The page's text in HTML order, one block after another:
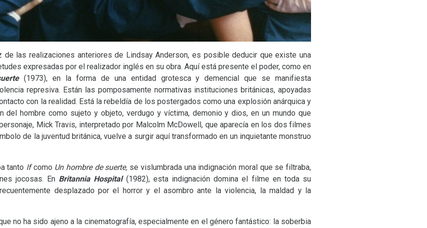
las realizaciones anteriores de Lindsay Anderson, es posible deducir que existe una
expresadas por el realizador inglés en su obra. Aquí está presente el poder, como en
(1973), en la forma de una entidad grotesca y demencial que se manifiesta
represiva. Están las pomposamente normativas instituciones británicas, apoyadas
con la realidad. Está la rebeldía de los postergados como una explosión anárquica y
del hombre como sujeto y objeto, verdugo y víctima, demonio y dios, en un mundo que
Mick Travis, interpretado por Malcolm McDowell, que aparecía en los dos filmes
de la juventud británica, vuelve a surgir aquí transformado en un inquietante monstruo
tanto Ifcomo Un hombre de suerte, se vislumbrada una indignación moral que se filtraba,
jocosas. En Britannia Hospital (1982), esta indignación domina el filme en toda su
desplazado por el horror y el asombro ante la violencia, la maldad y la
no ha sido ajeno a la cinematografía, especialmente en el género fantástico: la soberbia